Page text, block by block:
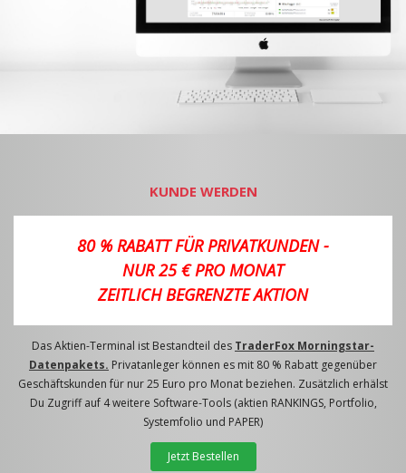
KUNDE WERDEN
80 % RABATT FÜR PRIVATKUNDEN -
NUR 25 € PRO MONAT
ZEITLICH BEGRENZTE AKTION
Das Aktien-Terminal ist Bestandteil des TraderFox Morningstar-
Datenpakets. Privatanleger können es mit 80 % Rabatt gegenüber
Geschäftskunden für nur 25 Euro pro Monat beziehen. Zusätzlich erhälst
Du Zugriff auf 4 weitere Software-Tools (aktien RANKINGS, Portfolio,
Systemfolio und PAPER)
Jetzt Bestellen